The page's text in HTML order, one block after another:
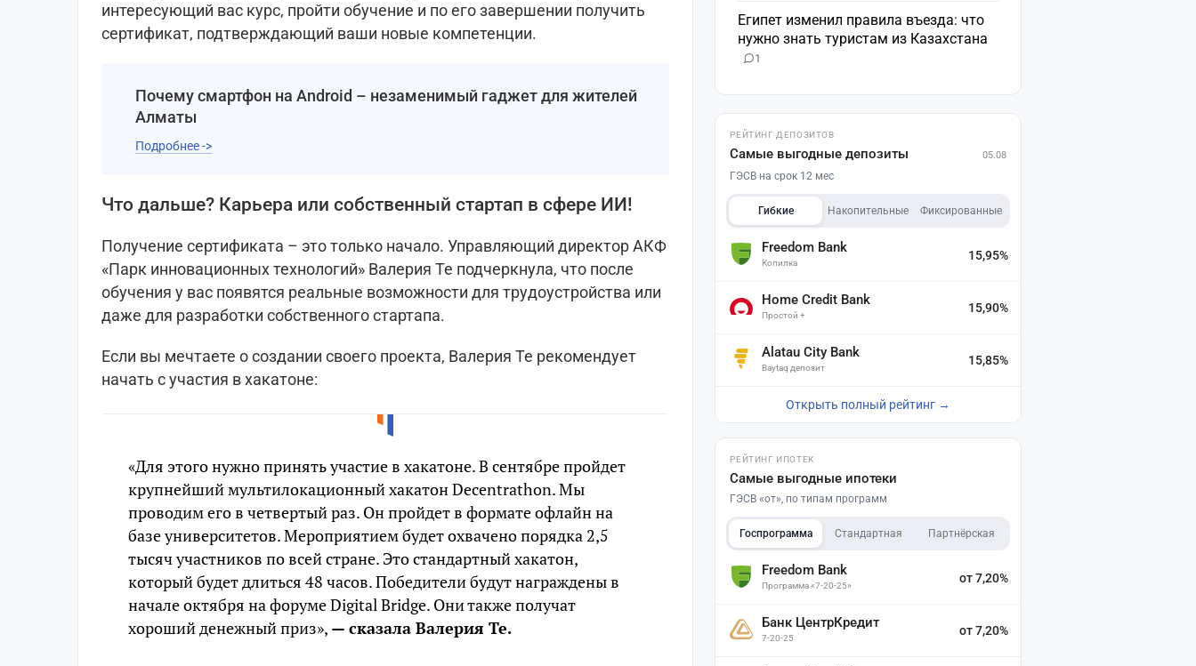
интересующий вас курс, пройти обучение и по его завершении получить
сертификат, подтверждающий ваши новые компетенции.
Почему смартфон на Android – незаменимый гаджет для жителей
Алматы
Подробнее ->
Что дальше? Карьера или собственный стартап в сфере ИИ!
Получение сертификата – это только начало. Управляющий директор АКФ
«Парк инновационных технологий» Валерия Те подчеркнула, что после
обучения у вас появятся реальные возможности для трудоустройства или
даже для разработки собственного стартапа.
Если вы мечтаете о создании своего проекта, Валерия Те рекомендует
начать с участия в хакатоне:
«Для этого нужно принять участие в хакатоне. В сентябре пройдет
крупнейший мультилокационный хакатон Decentrathon. Мы
проводим его в четвертый раз. Он пройдет в формате офлайн на
базе университетов. Мероприятием будет охвачено порядка 2,5
тысяч участников по всей стране. Это стандартный хакатон,
который будет длиться 48 часов. Победители будут награждены в
начале октября на форуме Digital Bridge. Они также получат
хороший денежный приз», — сказала Валерия Те.
Египет изменил правила въезда: что
нужно знать туристам из Казахстана
1
РЕЙТИНГ ДЕПОЗИТОВ
Самые выгодные депозиты 05.08
ГЭСВ на срок 12 мес
Гибкие Накопительные Фиксированные
Freedom Bank
Копилка
15,95%
Home Credit Bank
Простой +
15,90%
Alatau City Bank
Baytaq депозит
15,85%
Открыть полный рейтинг →
РЕЙТИНГ ИПОТЕК
Самые выгодные ипотеки
ГЭСВ «от», по типам программ
Госпрограмма Стандартная Партнёрская
Freedom Bank
Программа «7-20-25»
от 7,20%
Банк ЦентрКредит
7-20-25
от 7,20%